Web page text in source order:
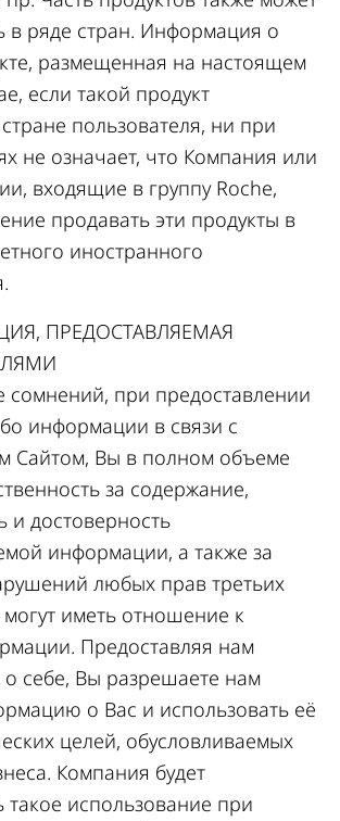
в ряде стран. Информация о
размещенная на настоящем
если такой продукт
стране пользователя, ни при
не означает, что Компания или
входящие в группу Roche,
продавать эти продукты в
иностранного
ПРЕДОСТАВЛЯЕМАЯ
сомнений, при предоставлении
информации в связи с
Сайтом, Вы в полном объеме
за содержание,
и достоверность
информации, а также за
любых прав третьих
иметь отношение к
Предоставляя нам
себе, Вы разрешаете нам
о Вас и использовать её
целей, обусловливаемых
Компания будет
такое использование при